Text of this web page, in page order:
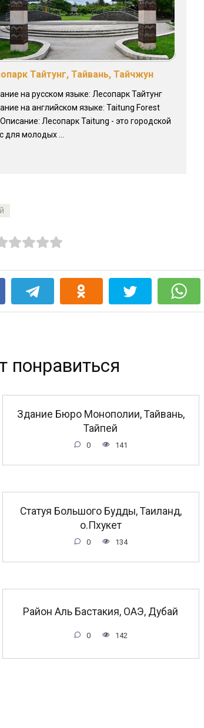
Тайтунг, Тайвань, Тайчжун
на русском языке: Лесопарк Тайтунг
на английском языке: Taitung Forest
Лесопарк Taitung - это городской
для молодых ...
понравиться
Здание Бюро Монополии, Тайвань,
Тайпей
0 141
Статуя Большого Будды, Таиланд,
о.Пхукет
0 134
Район Аль Бастакия, ОАЭ, Дубай
0 142